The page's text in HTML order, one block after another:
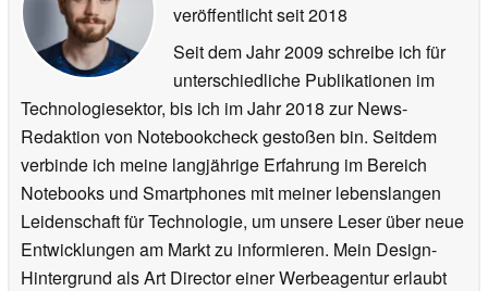
veröffentlichtseit 2018
Seit dem Jahr 2009 schreibe ich für
unterschiedliche Publikationen im
Technologiesektor, bis ich im Jahr 2018 zur News-
Redaktion von Notebookcheck gestoßen bin. Seitdem
verbinde ich meine langjährige Erfahrung im Bereich
Notebooks und Smartphones mit meiner lebenslangen
Leidenschaft für Technologie, um unsere Leser über neue
Entwicklungen am Markt zu informieren. Mein Design-
Hintergrund als Art Director einer Werbeagentur erlaubt